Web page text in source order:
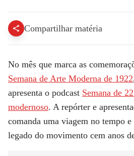
Compartilhar matéria
No mês que marca as
Semana de Arte Moderna de 1922
apresenta o podcast Semana de
modernoso. A repórter e
comanda uma viagem no tempo
legado do movimento cem anos